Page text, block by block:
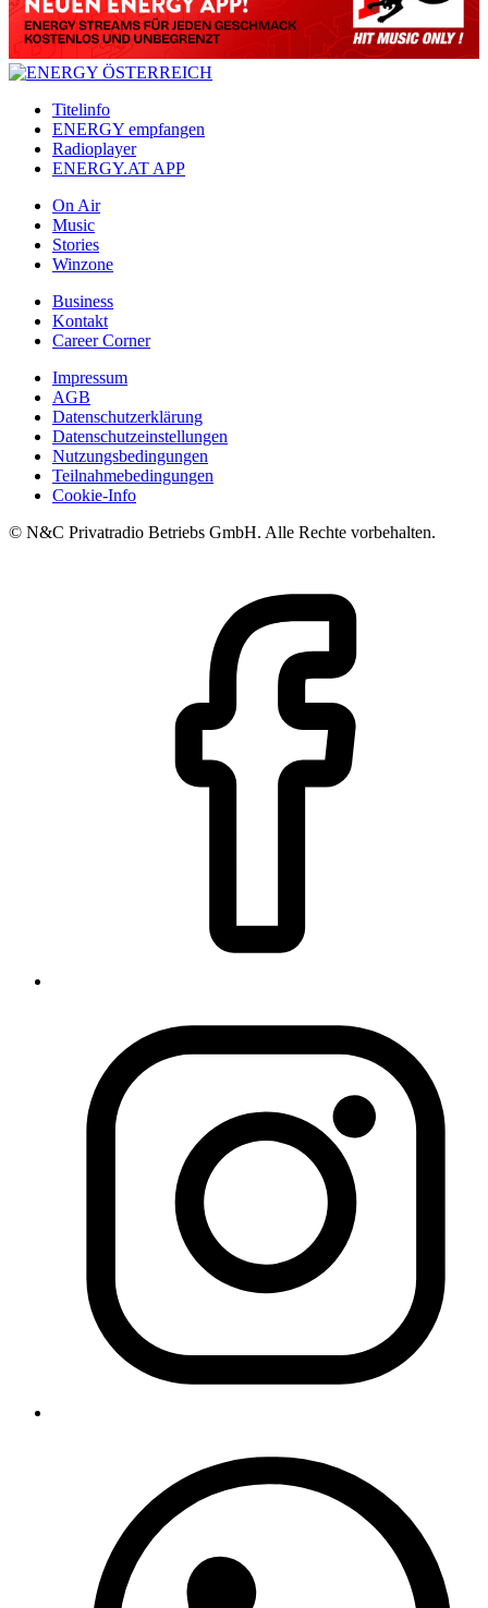
Titelinfo
ENERGY empfangen
Radioplayer
ENERGY.AT APP
On Air
Music
Stories
Winzone
Business
Kontakt
Career Corner
Impressum
AGB
Datenschutzerklärung
Datenschutzeinstellungen
Nutzungsbedingungen
Teilnahmebedingungen
Cookie-Info
© N&C Privatradio Betriebs GmbH. Alle Rechte vorbehalten.